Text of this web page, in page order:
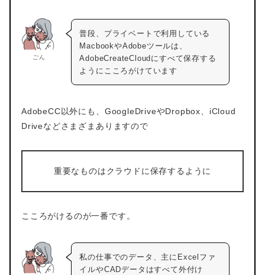
ごん
普段、プライベートで利用している
MacbookやAdobeツールは、
AdobeCreateCloudにすべて保存する
ようにこころがけています
AdobeCC以外にも、GoogleDriveやDropbox、iCloud
Driveなどさまざまありますので
重要なものはクラウドに保存するように
こころがけるのが一番です。
私の仕事でのデータ、主にExcelファ
イルやCADデータはすべて外付け